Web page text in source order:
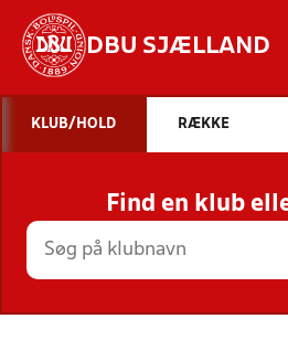
DBU SJÆLLAND
STILLINGER,
HOLD
KLUB/HOLD RÆKKE
Find en klub